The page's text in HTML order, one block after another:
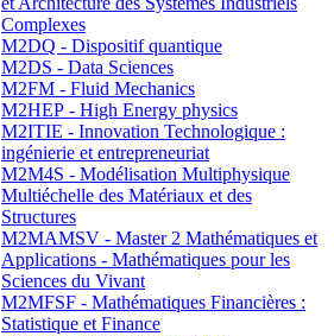
Complexes
M2DQ - Dispositif quantique
M2DS - Data Sciences
M2FM - Fluid Mechanics
M2HEP - High Energy physics
M2ITIE - Innovation Technologique :
ingénierie et entrepreneuriat
M2M4S - Modélisation Multiphysique
Multiéchelle des Matériaux et des
Structures
M2MAMSV - Master 2 Mathématiques et
Applications - Mathématiques pour les
Sciences du Vivant
M2MFSF - Mathématiques Financières :
Statistique et Finance